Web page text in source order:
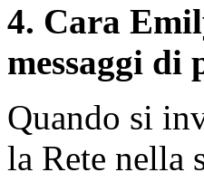
4. Cara
messaggi di
Quando si
la Rete nella